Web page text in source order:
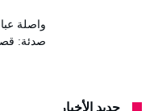
واصلة
صدئة:
جديد الأخبار